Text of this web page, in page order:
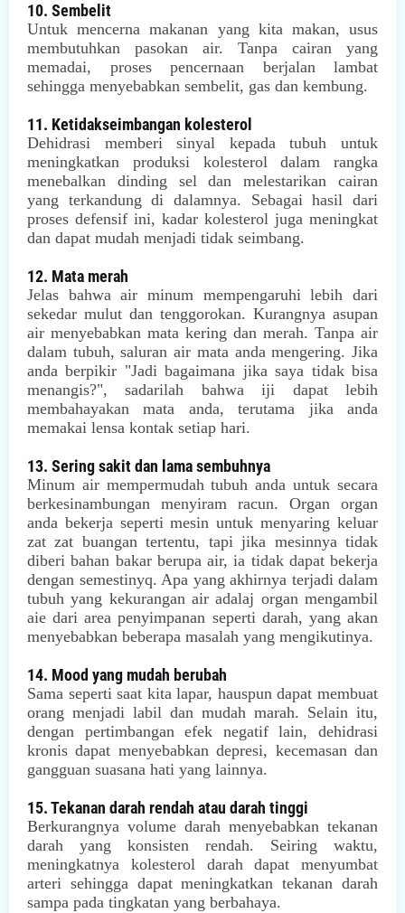
10. Sembelit
Untuk mencerna makanan yang kita makan, usus
membutuhkan pasokan air. Tanpa cairan yang
memadai, proses pencernaan berjalan lambat
sehingga menyebabkan sembelit, gas dan kembung.
11. Ketidakseimbangan kolesterol
Dehidrasi memberi sinyal kepada tubuh untuk
meningkatkan produksi kolesterol dalam rangka
menebalkan dinding sel dan melestarikan cairan
yang terkandung di dalamnya. Sebagai hasil dari
proses defensif ini, kadar kolesterol juga meningkat
dan dapat mudah menjadi tidak seimbang.
12. Mata merah
Jelas bahwa air minum mempengaruhi lebih dari
sekedar mulut dan tenggorokan. Kurangnya asupan
air menyebabkan mata kering dan merah. Tanpa air
dalam tubuh, saluran air mata anda mengering. Jika
anda berpikir "Jadi bagaimana jika saya tidak bisa
menangis?", sadarilah bahwa iji dapat lebih
membahayakan mata anda, terutama jika anda
memakai lensa kontak setiap hari.
13. Sering sakit dan lama sembuhnya
Minum air mempermudah tubuh anda untuk secara
berkesinambungan menyiram racun. Organ organ
anda bekerja seperti mesin untuk menyaring keluar
zat zat buangan tertentu, tapi jika mesinnya tidak
diberi bahan bakar berupa air, ia tidak dapat bekerja
dengan semestinyq. Apa yang akhirnya terjadi dalam
tubuh yang kekurangan air adalaj organ mengambil
aie dari area penyimpanan seperti darah, yang akan
menyebabkan beberapa masalah yang mengikutinya.
14. Mood yang mudah berubah
Sama seperti saat kita lapar, hauspun dapat membuat
orang menjadi labil dan mudah marah. Selain itu,
dengan pertimbangan efek negatif lain, dehidrasi
kronis dapat menyebabkan depresi, kecemasan dan
gangguan suasana hati yang lainnya.
15. Tekanan darah rendah atau darah tinggi
Berkurangnya volume darah menyebabkan tekanan
darah yang konsisten rendah. Seiring waktu,
meningkatnya kolesterol darah dapat menyumbat
arteri sehingga dapat meningkatkan tekanan darah
sampa pada tingkatan yang berbahaya.